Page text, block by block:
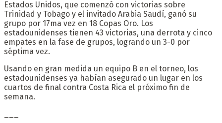
Estados Unidos, que comenzó con victorias sobre
Trinidad y Tobago y el invitado Arabia Saudí, ganó su
grupo por 17ma vez en 18 Copas Oro. Los
estadounidenses tienen 43 victorias, una derrota y cinco
empates en la fase de grupos, logrando un 3-0 por
séptima vez.
Usando en gran medida un equipo B en el torneo, los
estadounidenses ya habían asegurado un lugar en los
cuartos de final contra Costa Rica el próximo fin de
semana.